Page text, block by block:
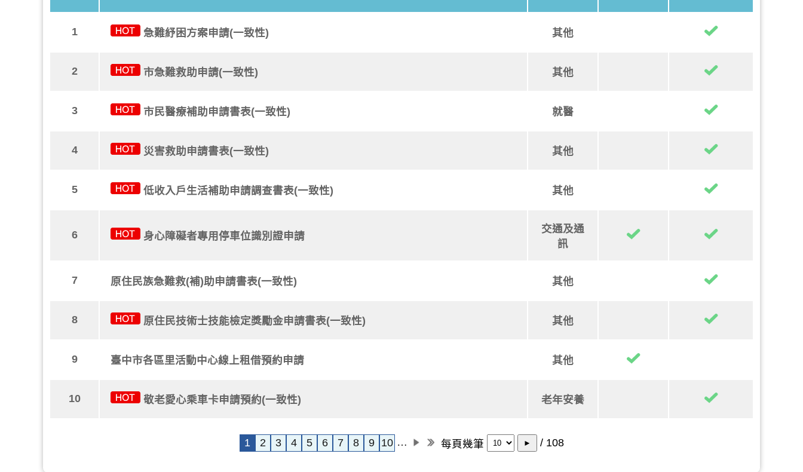
1 急難紓困方案申請(一致性) 其他
2 市急難救助申請(一致性) 其他
3 市民醫療補助申請書表(一致性) 就醫
4 災害救助申請書表(一致性) 其他
5 低收入戶生活補助申請調查書表(一致性) 其他
6 身心障礙者專用停車位識別證申請
交通及通
訊
7 原住民族急難救(補)助申請書表(一致性) 其他
8 原住民技術士技能檢定獎勵金申請書表(一致性) 其他
9 臺中市各區里活動中心線上租借預約申請 其他
10 敬老愛心乘車卡申請預約(一致性) 老年安養
1 2 3 4 5 6 7 8 9 10 … 每頁幾筆 ► / 108